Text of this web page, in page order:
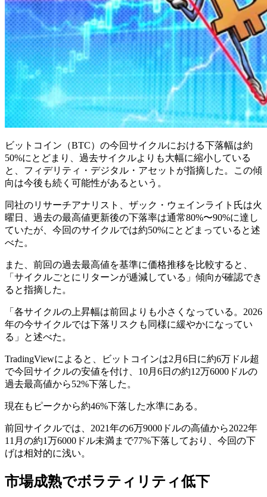
ビットコイン（BTC）の今回サイクルにおける下落幅は約
50%にとどまり、過去サイクルよりも大幅に縮小している
と、フィデリティ・デジタル・アセットが指摘した。この傾
向は今後も続く可能性があるという。
同社のリサーチアナリスト、ザック・ウェインライト氏は火
曜日、過去の最高値更新後の下落率は通常80%〜90%に達し
ていたが、今回のサイクルでは約50%にとどまっていると述
べた。
また、前回の過去最高値を基準に価格推移を比較すると、
「サイクルごとにリターンが逓減している」傾向が確認でき
ると指摘した。
「各サイクルの上昇幅は前回よりも小さくなっている。2026
年の今サイクルでは下落リスクも同様に緩やかになってい
る」と述べた。
TradingViewによると、ビットコインは2月6日に約6万ドル超
で今回サイクルの安値を付け、10月6日の約12万6000ドルの
過去最高値から52%下落した。
現在もピークから約46%下落した水準にある。
前回サイクルでは、2021年の6万9000ドルの高値から2022年
11月の約1万6000ドル未満まで77%下落しており、今回の下
げは相対的に浅い。
市場成熟でボラティリティ低下